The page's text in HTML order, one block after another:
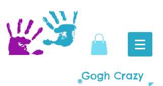
Gogh Crazy